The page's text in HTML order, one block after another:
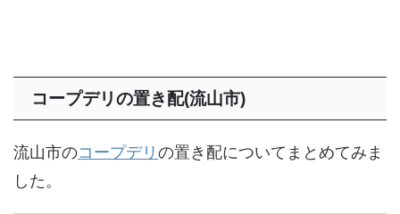
コープデリの置き配(流山市)
流山市のコープデリの置き配についてまとめてみま
した。